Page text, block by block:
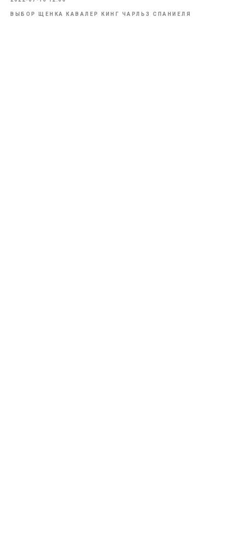
ВЫБОР ЩЕНКА КАВАЛЕР КИНГ ЧАРЛЬЗ СПАНИЕЛЯ